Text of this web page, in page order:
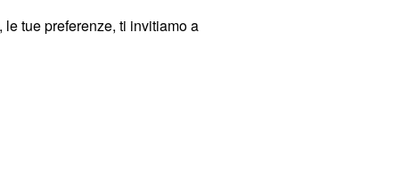
tue preferenze, ti invitiamo a